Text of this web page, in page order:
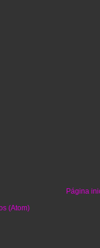
Página
(Atom)